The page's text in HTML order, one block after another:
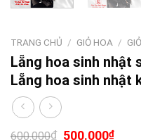
TRANG CHỦ / GIỎ HOA /
Lẵng hoa sinh nhật
Lẵng hoa sinh nhật
600.000₫ 500.000₫